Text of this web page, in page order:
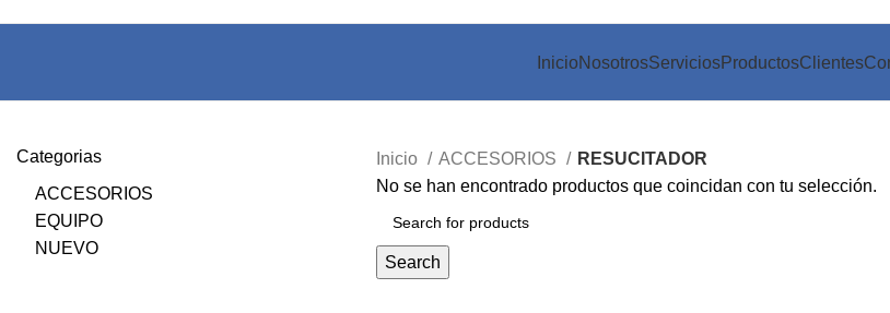
InicioNosotrosServiciosProductosClientes
Categorias
ACCESORIOS
EQUIPO
NUEVO
Inicio ACCESORIOS
RESUCITADOR
No se han encontrado productos que coincidan con tu selección.
Search